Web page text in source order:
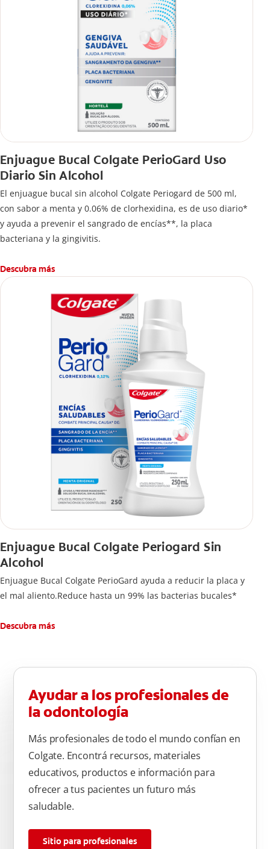
Enjuague Bucal Colgate PerioGard Uso
Diario Sin Alcohol
El enjuague bucal sin alcohol Colgate Periogard de 500 ml,
con sabor a menta y 0.06% de clorhexidina, es de uso diario*
y ayuda a prevenir el sangrado de encías**, la placa
bacteriana y la gingivitis.
Descubra más
Enjuague Bucal Colgate Periogard Sin
Alcohol
Enjuague Bucal Colgate PerioGard ayuda a reducir la placa y
el mal aliento.Reduce hasta un 99% las bacterias bucales*
Descubra más
Ayudar a los profesionales de
la odontología
Más profesionales de todo el mundo confían en
Colgate. Encontrá recursos, materiales
educativos, productos e información para
ofrecer a tus pacientes un futuro más
saludable.
Sitio para profesionales